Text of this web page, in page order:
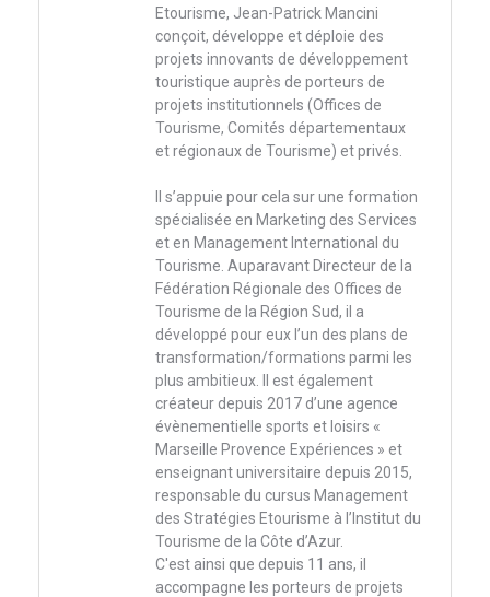
Etourisme, Jean-Patrick Mancini
conçoit, développe et déploie des
projets innovants de développement
touristique auprès de porteurs de
projets institutionnels (Offices de
Tourisme, Comités départementaux
et régionaux de Tourisme) et privés.
Il s’appuie pour cela sur une formation
spécialisée en Marketing des Services
et en Management International du
Tourisme. Auparavant Directeur de la
Fédération Régionale des Offices de
Tourisme de la Région Sud, il a
développé pour eux l’un des plans de
transformation/formations parmi les
plus ambitieux. Il est également
créateur depuis 2017 d’une agence
évènementielle sports et loisirs «
Marseille Provence Expériences » et
enseignant universitaire depuis 2015,
responsable du cursus Management
des Stratégies Etourisme à l’Institut du
Tourisme de la Côte d’Azur.
C'est ainsi que depuis 11 ans, il
accompagne les porteurs de projets